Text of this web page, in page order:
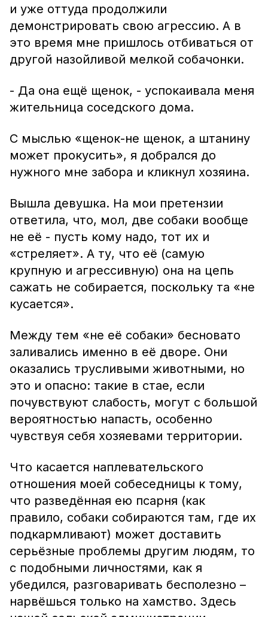
и уже оттуда продолжили
демонстрировать свою агрессию. А в
это время мне пришлось отбиваться от
другой назойливой мелкой собачонки.
- Да она ещё щенок, - успокаивала меня
жительница соседского дома.
С мыслью «щенок-не щенок, а штанину
может прокусить», я добрался до
нужного мне забора и кликнул хозяина.
Вышла девушка. На мои претензии
ответила, что, мол, две собаки вообще
не её - пусть кому надо, тот их и
«стреляет». А ту, что её (самую
крупную и агрессивную) она на цепь
сажать не собирается, поскольку та «не
кусается».
Между тем «не её собаки» бесновато
заливались именно в её дворе. Они
оказались трусливыми животными, но
это и опасно: такие в стае, если
почувствуют слабость, могут с большой
вероятностью напасть, особенно
чувствуя себя хозяевами территории.
Что касается наплевательского
отношения моей собеседницы к тому,
что разведённая ею псарня (как
правило, собаки собираются там, где их
подкармливают) может доставить
серьёзные проблемы другим людям, то
с подобными личностями, как я
убедился, разговаривать бесполезно –
нарвёшься только на хамство. Здесь